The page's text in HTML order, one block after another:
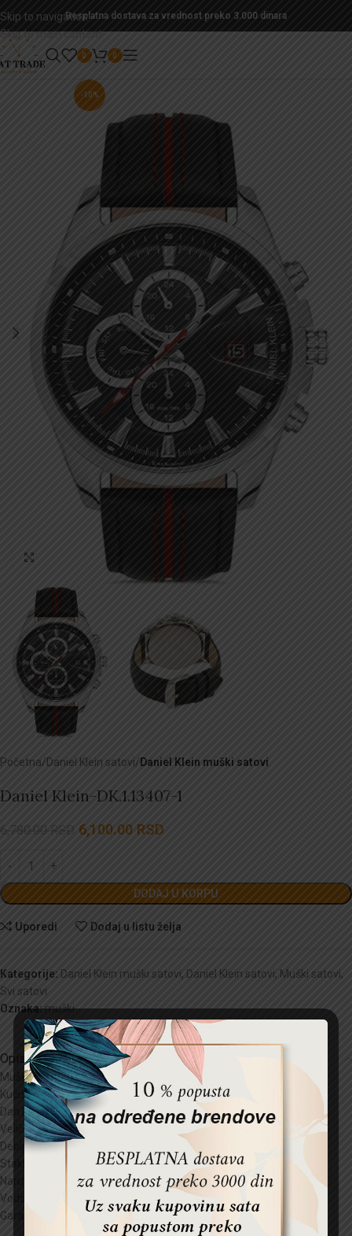
Skip to navigation
Skip to main content
Besplatna dostava za vrednost preko 3.000 dinara
0 0
-10%
Click to enlarge
Početna Daniel Klein satovi Daniel Klein muški satovi
Daniel Klein-DK.1.13407-1
6,780.00 RSD 6,100.00 RSD
DODAJ U KORPU
Uporedi Dodaj u listu želja
Kategorije: Daniel Klein muški satovi, Daniel Klein satovi, Muški satovi,
Svi satovi
Oznaka:muški
Opis
Muški satDaniel Klein
Kućište:Metal
Dan i datum , 12/24
Veličina kućišta:45mm
Debljina kućišta1
Staklo:
Mineral kristal
Narukvica :
22 mm
Vodootpornost:
3 ATM
Garancija:
2 godine